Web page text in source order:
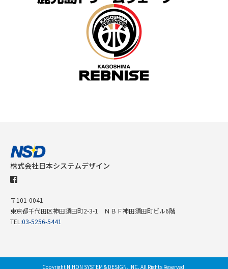
株式会社日本システムデザイン
〒101-0041
東京都千代田区神田須田町2-3-1 ＮＢＦ神田須田町ビル6階
TEL:03-5256-5441
Copyright NIHON SYSTEM & DESIGN, INC. All Rights Reserved.